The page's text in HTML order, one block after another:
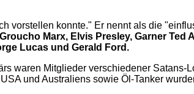
vorstellen konnte." Er nennt als die
Marx, Elvis Presley, Garner Ted
Lucas und Gerald Ford.
waren Mitglieder verschiedener Satans-
und Australiens sowie Öl-Tanker